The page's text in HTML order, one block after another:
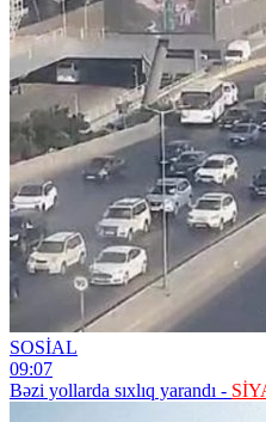
SOSİAL
09:07
Bəzi yollarda sıxlıq yarandı -